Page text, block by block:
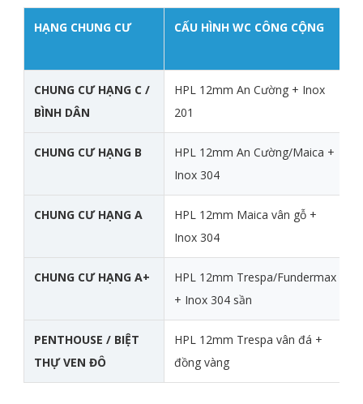
HẠNG CHUNG CƯ CẤU HÌNH WC CÔNG CỘNG
CHUNG CƯ HẠNG C /
BÌNH DÂN
HPL 12mm An Cường + Inox
201
CHUNG CƯ HẠNG B
HPL 12mm An Cường/Maica +
Inox 304
CHUNG CƯ HẠNG A
HPL 12mm Maica vân gỗ +
Inox 304
CHUNG CƯ HẠNG A+
HPL 12mm Trespa/Fundermax
+ Inox 304 sần
PENTHOUSE / BIỆT
THỰ VEN ĐÔ
HPL 12mm Trespa vân đá +
đồng vàng